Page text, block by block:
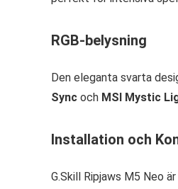
RGB-belysning
Den eleganta svarta
Sync och MSI Mystic
Installation och
G.Skill Ripjaws M5 Neo